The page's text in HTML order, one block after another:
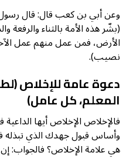
وعن أبي بن كعب قال: قال
(بشّر هذه الأمة بالثناء والرفعة
الأرض، فمن عمل منهم عمل
نصيب).
دعوة عامة للإخلاص
المعلم، كل عامل)
فالإخلاص الإخلاص أيها
وأساس قبول جهدك الذي تبذله
هي علامة الإخلاص؟ فالجواب: